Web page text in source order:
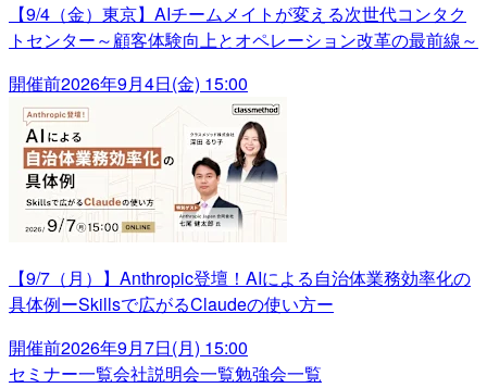
【9/4（金）東京】AIチームメイトが変える次世代コンタク
トセンター～顧客体験向上とオペレーション改革の最前線～
開催前2026年9月4日(金) 15:00
【9/7（月）】Anthropic登壇！AIによる自治体業務効率化の
具体例ーSkillsで広がるClaudeの使い方ー
開催前2026年9月7日(月) 15:00
セミナー一覧会社説明会一覧勉強会一覧